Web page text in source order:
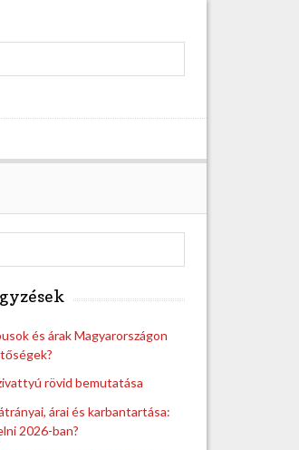
e
c
e
és árak Magyarországon
rövid bemutatása
árai és karbantartása:
2026-ban?